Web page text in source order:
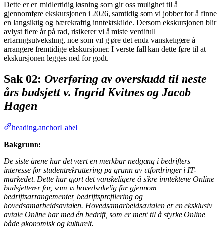
Dette er en midlertidig løsning som gir oss mulighet til å
gjennomføre ekskursjonen i 2026, samtidig som vi jobber for å finne
en langsiktig og bærekraftig inntektskilde. Dersom ekskursjonen blir
avlyst flere år på rad, risikerer vi å miste verdifull
erfaringsutveksling, noe som vil gjøre det enda vanskeligere å
arrangere fremtidige ekskursjoner. I verste fall kan dette føre til at
ekskursjonen legges ned for godt.
Sak 02: Overføring av overskudd til neste
års budsjett v. Ingrid Kvitnes og Jacob
Hagen
heading.anchorLabel
Bakgrunn:
De siste årene har det vært en merkbar nedgang i bedrifters
interesse for studentrekruttering på grunn av utfordringer i IT-
markedet. Dette har gjort det vanskeligere å sikre inntektene Online
budsjetterer for, som vi hovedsakelig får gjennom
bedriftsarrangementer, bedriftsprofilering og
hovedsamarbeidsavtalen. Hovedsamarbeidsavtalen er en eksklusiv
avtale Online har med én bedrift, som er ment til å styrke Online
både økonomisk og kulturelt.